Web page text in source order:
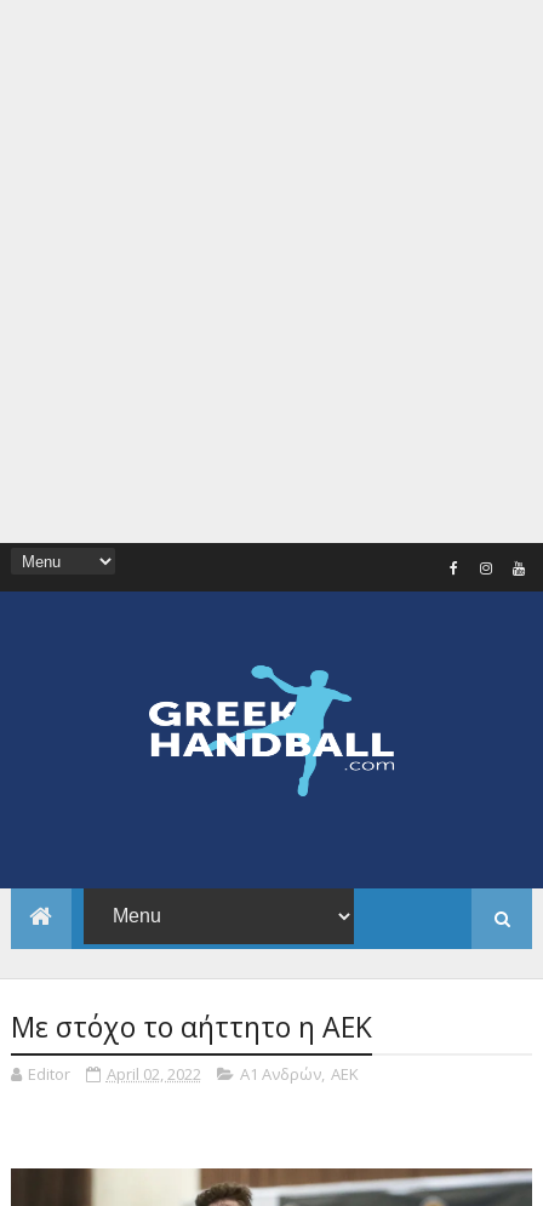
Με στόχο το αήττητο η ΑΕΚ
Editor April 02, 2022 Α1 Ανδρών, ΑΕΚ